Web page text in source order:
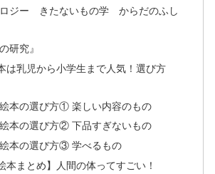
ロジー きたないもの学 からだのふし
研究』
は乳児から小学生まで人気！選び方
本の選び方① 楽しい内容のもの
本の選び方② 下品すぎないもの
本の選び方③ 学べるもの
本まとめ】人間の体ってすごい！